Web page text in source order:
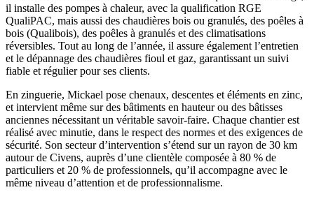
il installe des pompes à chaleur, avec la qualification RGE
QualiPAC, mais aussi des chaudières bois ou granulés, des poêles à
bois (Qualibois), des poêles à granulés et des climatisations
réversibles. Tout au long de l’année, il assure également l’entretien
et le dépannage des chaudières fioul et gaz, garantissant un suivi
fiable et régulier pour ses clients.
En zinguerie, Mickael pose chenaux, descentes et éléments en zinc,
et intervient même sur des bâtiments en hauteur ou des bâtisses
anciennes nécessitant un véritable savoir-faire. Chaque chantier est
réalisé avec minutie, dans le respect des normes et des exigences de
sécurité. Son secteur d’intervention s’étend sur un rayon de 30 km
autour de Civens, auprès d’une clientèle composée à 80 % de
particuliers et 20 % de professionnels, qu’il accompagne avec le
même niveau d’attention et de professionnalisme.